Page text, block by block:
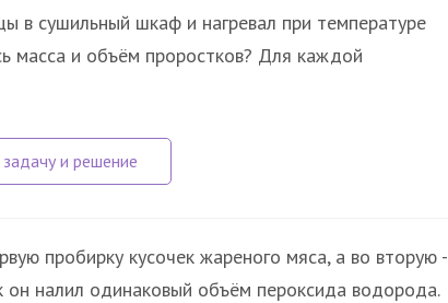
в сушильный шкаф и нагревал при температуре
масса и объём проростков? Для каждой
пробирку кусочек жареного мяса, а во вторую -
налил одинаковый объём пероксида водорода.